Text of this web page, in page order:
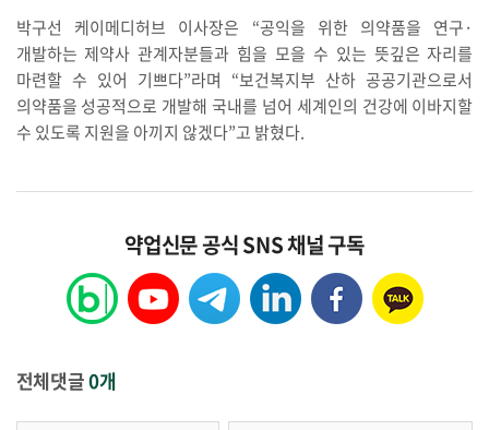
박구선 케이메디허브 이사장은 “공익을 위한 의약품을 연구·
개발하는 제약사 관계자분들과 힘을 모을 수 있는 뜻깊은 자리를
마련할 수 있어 기쁘다”라며 “보건복지부 산하 공공기관으로서
의약품을 성공적으로 개발해 국내를 넘어 세계인의 건강에 이바지할
수 있도록 지원을 아끼지 않겠다”고 밝혔다.
약업신문 공식 SNS 채널 구독
전체댓글0개